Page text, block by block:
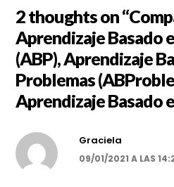
2 thoughts on “
Aprendizaje Basado
(ABP), Aprendizaje
Problemas
Aprendizaje Basado
Graciela
09/01/2021 A LAS